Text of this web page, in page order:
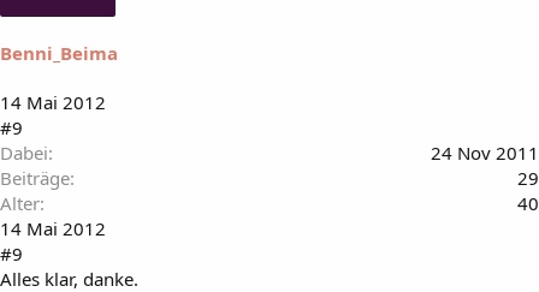
Benni_Beima
14 Mai 2012
#9
Dabei
24 Nov 2011
Beiträge
29
Alter
40
14 Mai 2012
#9
Alles klar, danke.